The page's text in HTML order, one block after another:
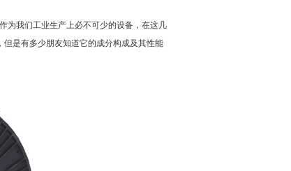
我们工业生产上必不可少的设备，在这几
是有多少朋友知道它的成分构成及其性能